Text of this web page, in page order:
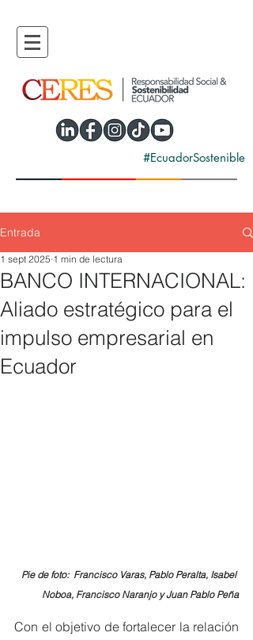
#EcuadorSostenible
Entrada
BANCO INTERNACIONAL:
Aliado estratégico para el
impulso empresarial en
Ecuador
1 sept 2025 1 min de lectura
Pie de foto:  Francisco Varas, Pablo Peralta, Isabel
Noboa, Francisco Naranjo y Juan Pablo Peña
Con el objetivo de fortalecer la relación